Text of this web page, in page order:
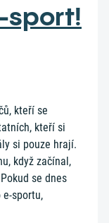
sport!
kteří se
kteří si
si pouze hrají.
když začínal,
se dnes
sportu,